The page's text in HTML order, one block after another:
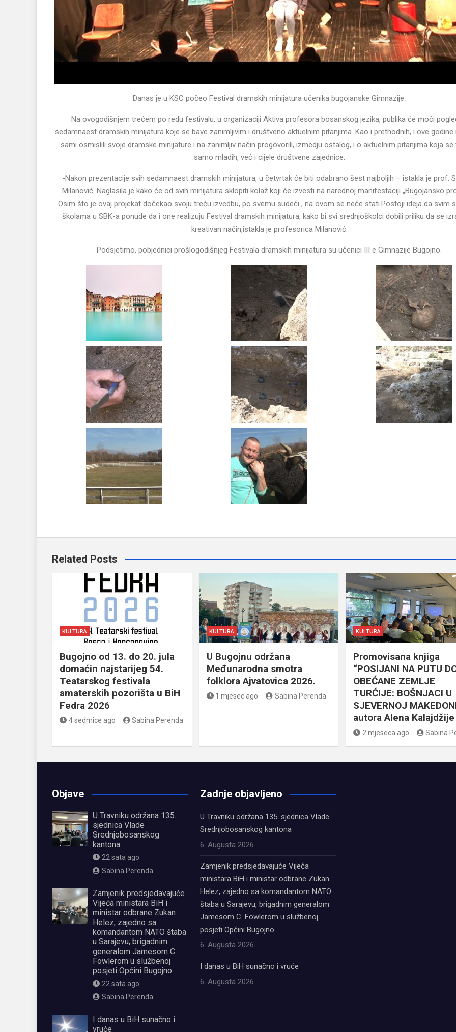
Danas je u KSC počeo Festival dramskih minijatura učenika bugojanske Gimnazije.
Na ovogodišnjem trećem po redu festivalu, u organizaciji Aktiva profesora bosanskog jezika, publika će moći
sedamnaest dramskih minijatura koje se bave zanimljivim i društveno aktuelnim pitanjima. Kao i prethodnih, i ove godine
sami osmislili svoje dramske minijature i na zanimljiv način progovorili, izmedju ostalog, i o aktuelnim pitanjima koja se
samo mladih, već i cijele društvene zajednice.
-Nakon prezentacije svih sedamnaest dramskih minijatura, u četvrtak će biti odabrano šest najboljih – istakla je prof.
Milanović. Naglasila je kako će od svih minijatura sklopiti kolaž koji će izvesti na narednoj manifestaciji „Bugojansko
Osim što je ovaj projekat dočekao svoju treću izvedbu, po svemu sudeći , na ovom se neće stati.Postoji ideja da svim
školama u SBK-a ponude da i one realizuju Festival dramskih minijatura, kako bi svi srednjoškolci dobili priliku da se
kreativan način,istakla je profesorica Milanović.
Podsjetimo, pobjednici prošlogodišnjeg Festivala dramskih minijatura su učenici III e Gimnazije Bugojno.
Related Posts
KULTURA
Bugojno od 13. do 20. jula
domaćin najstarijeg 54.
Teatarskog festivala
amaterskih pozorišta u BiH
Fedra 2026
4 sedmice ago Sabina Perenda
KULTURA
U Bugojnu održana
Međunarodna smotra
folklora Ajvatovica 2026.
1 mjesec ago Sabina Perenda
KULTURA
Promovisana knjiga
“POSIJANI NA PUTU
OBEĆANE ZEMLJE
TURĆIJE: BOŠNJACI U
SJEVERNOJ
autora Alena Kalajdžije
2 mjeseca ago Sabina
Objave
U Travniku održana 135.
sjednica Vlade
Srednjobosanskog
kantona
22 sata ago
Sabina Perenda
Zamjenik predsjedavajuće
Vijeća ministara BiH i
ministar odbrane Zukan
Helez, zajedno sa
komandantom NATO štaba
u Sarajevu, brigadnim
generalom Jamesom C.
Fowlerom u službenoj
posjeti Općini Bugojno
22 sata ago
Sabina Perenda
I danas u BiH sunačno i
vruće
Zadnje objavljeno
U Travniku održana 135. sjednica Vlade
Srednjobosanskog kantona
6. Augusta 2026.
Zamjenik predsjedavajuće Vijeća
ministara BiH i ministar odbrane Zukan
Helez, zajedno sa komandantom NATO
štaba u Sarajevu, brigadnim generalom
Jamesom C. Fowlerom u službenoj
posjeti Općini Bugojno
6. Augusta 2026.
I danas u BiH sunačno i vruće
6. Augusta 2026.